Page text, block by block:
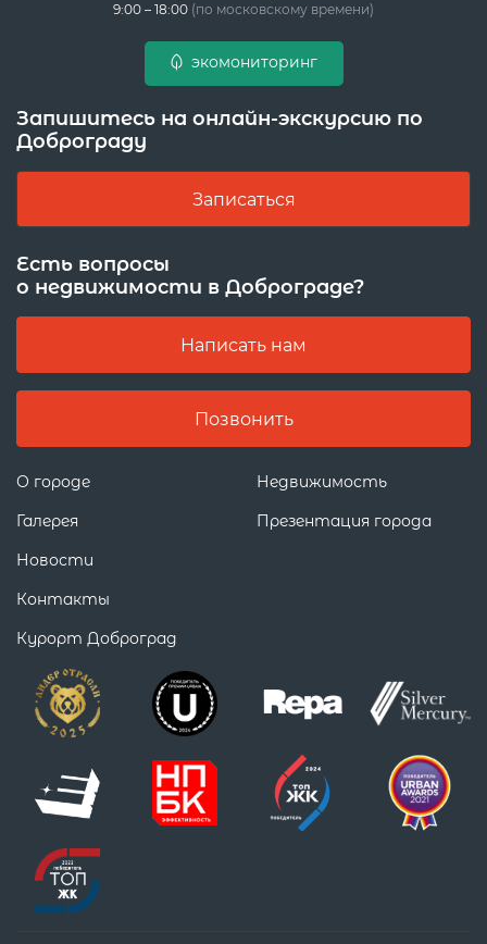
9:00 – 18:00 (по московскому времени)
экомониторинг
О городе
Недвижимость
Галерея
Новости
Контакты
Курорт Доброград
Презентация города
Запишитесь на онлайн-экскурсию по
Доброграду
Записаться
Есть вопросы
о недвижимости в Доброграде?
Написать нам
Позвонить